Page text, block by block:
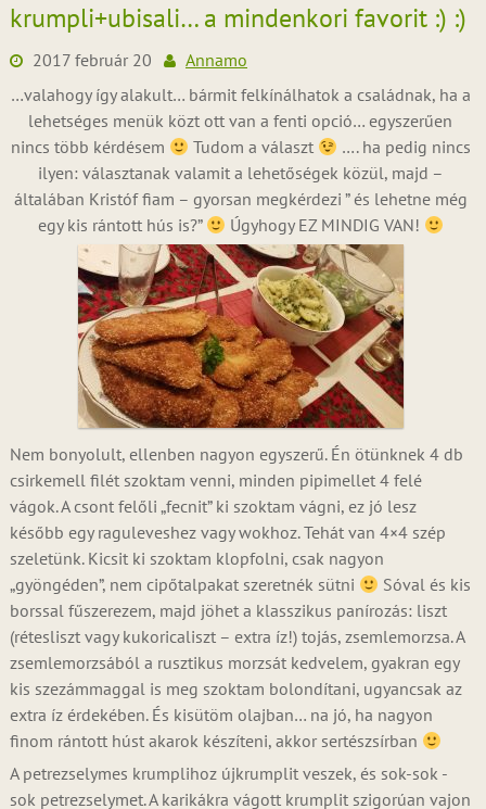
krumpli+ubisali… a mindenkori favorit :) :)
2017 február 20
Annamo
…valahogy így alakult… bármit felkínálhatok a családnak, ha a
lehetséges menük közt ott van a fenti opció… egyszerűen
nincs több kérdésem
Tudom a választ
…. ha pedig nincs
ilyen: választanak valamit a lehetőségek közül, majd –
általában Kristóf fiam – gyorsan megkérdezi ” és lehetne még
egy kis rántott hús is?”
Úgyhogy EZ MINDIG VAN!
Nem bonyolult, ellenben nagyon egyszerű. Én ötünknek 4 db
csirkemell filét szoktam venni, minden pipimellet 4 felé
vágok. A csont felőli „fecnit” ki szoktam vágni, ez jó lesz
később egy raguleveshez vagy wokhoz. Tehát van 4×4 szép
szeletünk. Kicsit ki szoktam klopfolni, csak nagyon
„gyöngéden”, nem cipőtalpakat szeretnék sütni
Sóval és kis
borssal fűszerezem, majd jöhet a klasszikus panírozás: liszt
(rétesliszt vagy kukoricaliszt – extra íz!) tojás, zsemlemorzsa. A
zsemlemorzsából a rusztikus morzsát kedvelem, gyakran egy
kis szezámmaggal is meg szoktam bolondítani, ugyancsak az
extra íz érdekében. És kisütöm olajban… na jó, ha nagyon
finom rántott húst akarok készíteni, akkor sertészsírban
A petrezselymes krumplihoz újkrumplit veszek, és sok-sok -
sok petrezselymet. A karikákra vágott krumplit szigorúan vajon